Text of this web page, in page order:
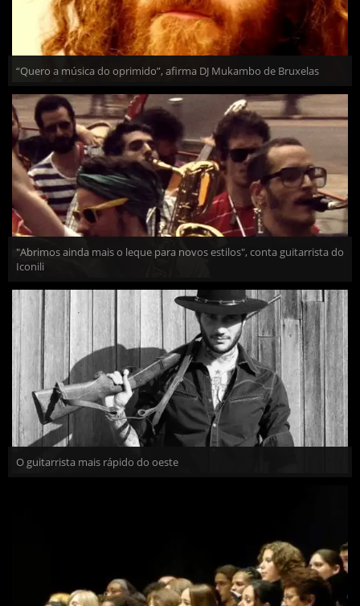
“Quero a música do oprimido”, afirma DJ Mukambo de Bruxelas
"Abrimos ainda mais o leque para novos estilos", conta guitarrista do
Iconili
O guitarrista mais rápido do oeste